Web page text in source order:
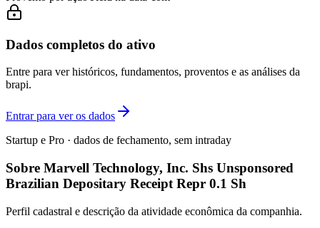
Dados completos do ativo
Entre para ver históricos, fundamentos, proventos e as análises da
brapi.
Entrar para ver os dados
Startup e Pro · dados de fechamento, sem intraday
Sobre Marvell Technology, Inc. Shs Unsponsored
Brazilian Depositary Receipt Repr 0.1 Sh
Perfil cadastral e descrição da atividade econômica da companhia.